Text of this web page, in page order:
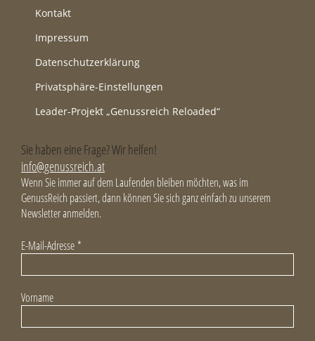
Kontakt
Impressum
Datenschutzerklärung
Privatsphäre-Einstellungen
Leader-Projekt „Genussreich Reloaded“
Sie haben eine Frage? Wir helfen!
info@genussreich.at
Wenn Sie immer auf dem Laufenden bleiben möchten, was im
GenussReich passiert, dann können Sie sich ganz einfach zu unserem
Newsletter anmelden.
E-Mail-Adresse *
Vorname